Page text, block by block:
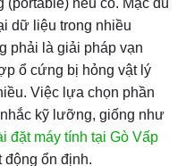
(portable) nếu có. Mặc dù
dữ liệu trong nhiều
phải là giải pháp vạn
ổ cứng bị hỏng vật lý
Việc lựa chọn phần
kỹ lưỡng, giống như
đặt máy tính tại Gò Vấp
động ổn định.